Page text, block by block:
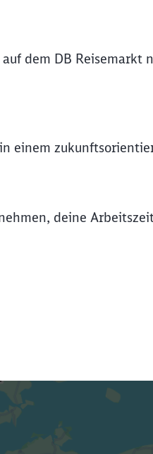
dem DB Reisemarkt
einem
deine